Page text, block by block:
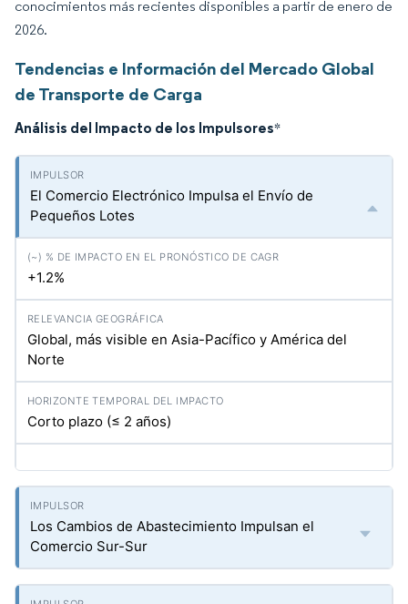
conocimientos más recientes disponibles a partir de enero de
2026.
Tendencias e Información del Mercado Global
de Transporte de Carga
Análisis del Impacto de los Impulsores*
El Comercio Electrónico Impulsa el Envío de
Pequeños Lotes
+1.2%
Global, más visible en Asia-Pacífico y América del
Norte
Corto plazo (≤ 2 años)
Los Cambios de Abastecimiento Impulsan el
Comercio Sur-Sur